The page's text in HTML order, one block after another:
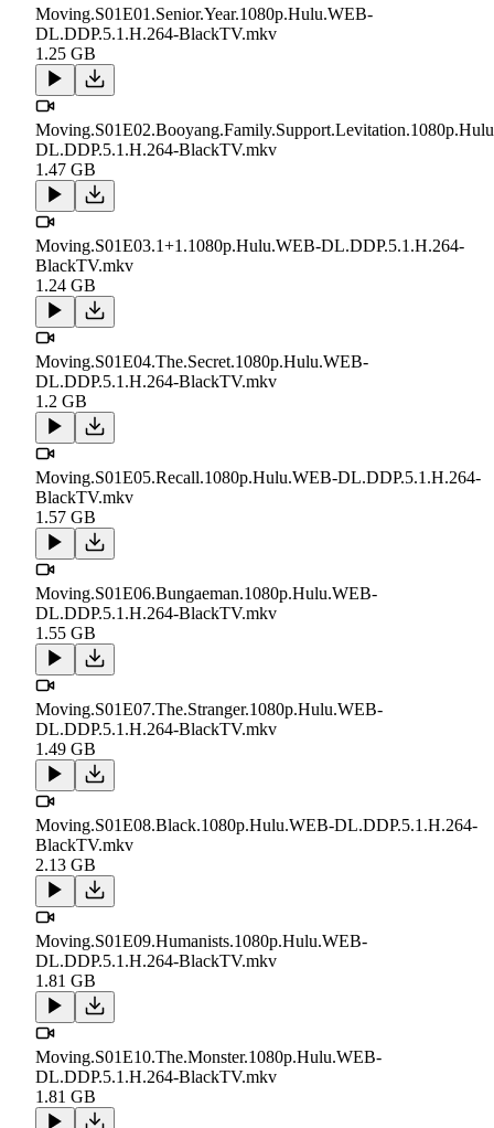
Moving.S01E01.Senior.Year.1080p.Hulu.WEB-
DL.DDP.5.1.H.264-BlackTV.mkv
1.25 GB
DL.DDP.5.1.H.264-BlackTV.mkv
1.47 GB
Moving.S01E03.1+1.1080p.Hulu.WEB-DL.DDP.5.1.H.264-
BlackTV.mkv
1.24 GB
Moving.S01E04.The.Secret.1080p.Hulu.WEB-
DL.DDP.5.1.H.264-BlackTV.mkv
1.2 GB
Moving.S01E05.Recall.1080p.Hulu.WEB-DL.DDP.5.1.H.264-
BlackTV.mkv
1.57 GB
Moving.S01E06.Bungaeman.1080p.Hulu.WEB-
DL.DDP.5.1.H.264-BlackTV.mkv
1.55 GB
Moving.S01E07.The.Stranger.1080p.Hulu.WEB-
DL.DDP.5.1.H.264-BlackTV.mkv
1.49 GB
Moving.S01E08.Black.1080p.Hulu.WEB-DL.DDP.5.1.H.264-
BlackTV.mkv
2.13 GB
Moving.S01E09.Humanists.1080p.Hulu.WEB-
DL.DDP.5.1.H.264-BlackTV.mkv
1.81 GB
Moving.S01E10.The.Monster.1080p.Hulu.WEB-
DL.DDP.5.1.H.264-BlackTV.mkv
1.81 GB